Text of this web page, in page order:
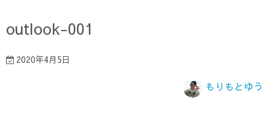
ッ
プ
outlook-001
2020年4月5日
もりもとゆう